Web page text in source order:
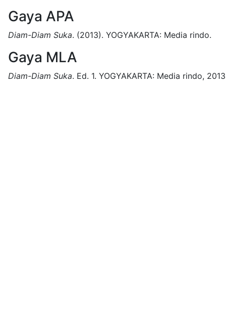
Gaya APA
Diam-Diam Suka. (2013). YOGYAKARTA: Media rindo.
Gaya MLA
Diam-Diam Suka. Ed. 1. YOGYAKARTA: Media rindo,